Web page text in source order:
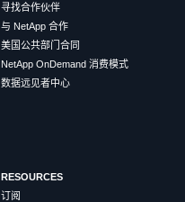
寻找合作伙伴
与 NetApp 合作
美国公共部门合同
NetApp OnDemand 消费模式
数据远见者中心
RESOURCES
订阅